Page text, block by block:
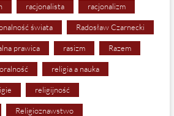
racjonalista racjonalizm
świata Radosław Czarnecki
prawica rasizm Razem
religia a nauka
religijność
Religioznawstwo